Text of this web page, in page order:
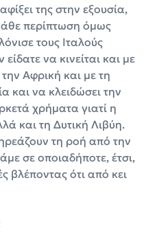
της στην εξουσία,
περίπτωση όμως
τους Ιταλούς
να κινείται και με
Αφρική και με τη
και να κλειδώσει την
χρήματα γιατί η
και τη Δυτική Λιβύη.
τη ροή από την
σε οποιαδήποτε, έτσι,
βλέποντας ότι από κει